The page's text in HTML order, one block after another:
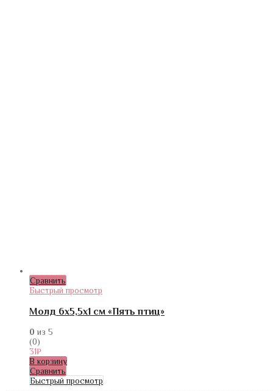
Сравнить
Быстрый просмотр
Молд 6х5,5х1 см «Пять птиц»
0 из 5
(0)
31₽
В корзину
Сравнить
Быстрый просмотр